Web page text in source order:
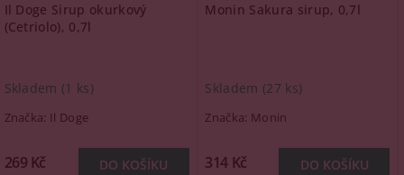
Il Doge Sirup okurkový
(Cetriolo), 0,7l
Skladem (1 ks)
Značka: Il Doge
269 Kč
Monin Sakura sirup, 0,7l
Skladem (27 ks)
Značka: Monin
314 Kč